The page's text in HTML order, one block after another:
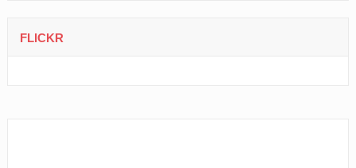
FLICKR